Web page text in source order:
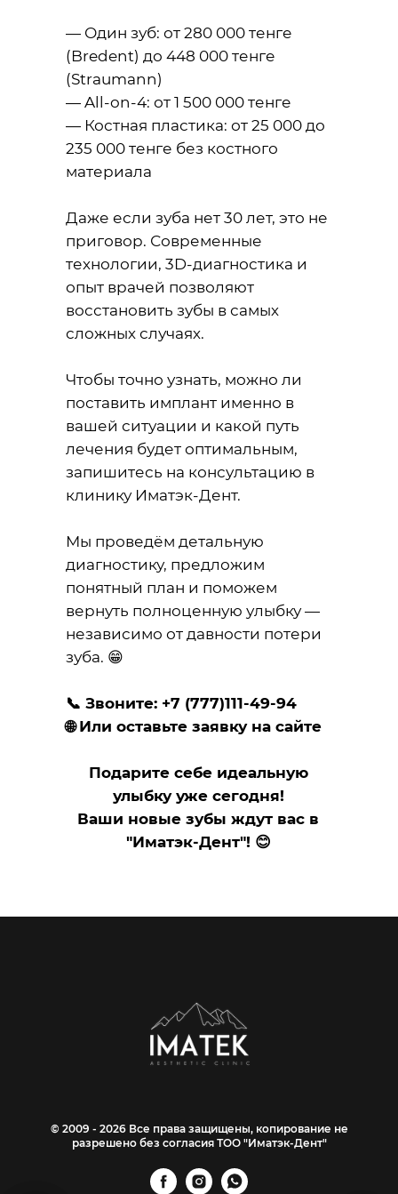
— Один зуб: от 280 000 тенге
(Bredent) до 448 000 тенге
(Straumann)
— All-on-4: от 1 500 000 тенге
— Костная пластика: от 25 000 до
235 000 тенге без костного
материала
Даже если зуба нет 30 лет, это не
приговор. Современные
технологии, 3D-диагностика и
опыт врачей позволяют
восстановить зубы в самых
сложных случаях.
Чтобы точно узнать, можно ли
поставить имплант именно в
вашей ситуации и какой путь
лечения будет оптимальным,
запишитесь на консультацию в
клинику Иматэк-Дент.
Мы проведём детальную
диагностику, предложим
понятный план и поможем
вернуть полноценную улыбку —
независимо от давности потери
зуба. 😁
📞 Звоните: +7 (777)111-49-94
🌐 Или оставьте заявку на сайте
Подарите себе идеальную
улыбку уже сегодня!
Ваши новые зубы ждут вас в
"Иматэк-Дент"! 😊
© 2009 - 2026 Все права защищены, копирование не
разрешено без согласия ТОО "Иматэк-Дент"